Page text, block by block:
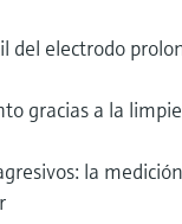
del electrodo
gracias a la
la